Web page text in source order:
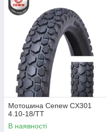
Мотошина Cenew CX301
4.10-18/TT
В наявності